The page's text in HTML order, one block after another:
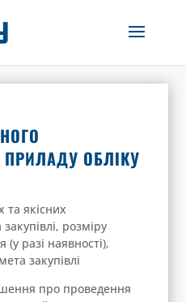
ОБЛІКУ
та якісних
розміру
разі наявності),
закупівлі
про проведення